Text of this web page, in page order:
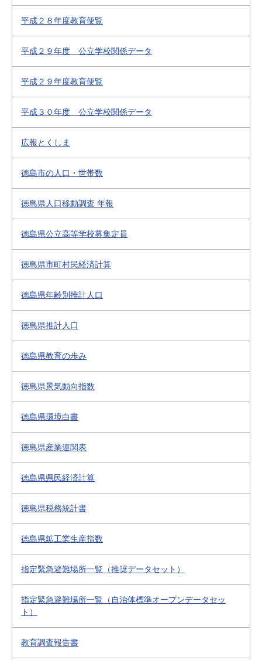
平成２８年度教育便覧
平成２９年度 公立学校関係データ
平成２９年度教育便覧
平成３０年度 公立学校関係データ
広報とくしま
徳島市の人口・世帯数
徳島県人口移動調査 年報
徳島県公立高等学校募集定員
徳島県市町村民経済計算
徳島県年齢別推計人口
徳島県推計人口
徳島県教育の歩み
徳島県景気動向指数
徳島県環境白書
徳島県産業連関表
徳島県県民経済計算
徳島県税務統計書
徳島県鉱工業生産指数
指定緊急避難場所一覧（推奨データセット）
指定緊急避難場所一覧（自治体標準オープンデータセッ
ト）
教育調査報告書